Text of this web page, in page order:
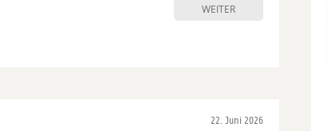
WEITER
22. Juni 2026